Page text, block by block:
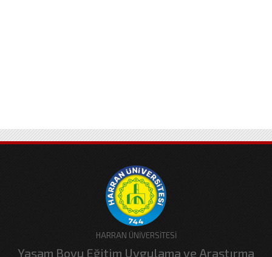
HARRAN ÜNİVERSİTESİ
Yaşam Boyu Eğitim Uygulama ve Araştırma